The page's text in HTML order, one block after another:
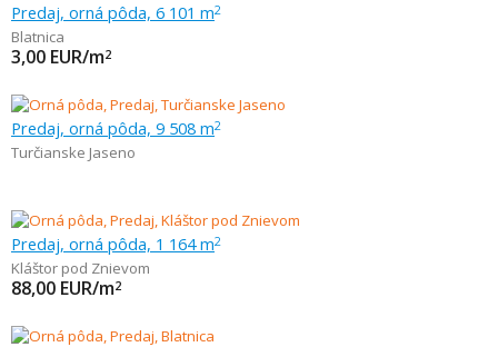
Predaj, orná pôda, 6 101 m2
Blatnica
3,00 EUR/m2
Predaj, orná pôda, 9 508 m2
Turčianske Jaseno
Predaj, orná pôda, 1 164 m2
Kláštor pod Znievom
88,00 EUR/m2